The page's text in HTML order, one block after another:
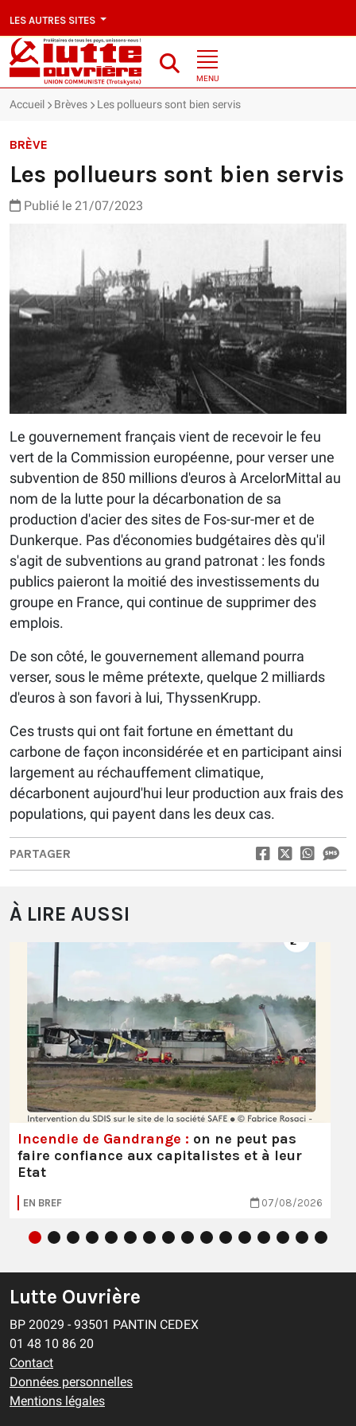
LES AUTRES SITES
MENU
Accueil Brèves Les pollueurs sont bien servis
BRÈVE
Les pollueurs sont bien servis
Publié le 21/07/2023
Le gouvernement français vient de recevoir le feu
vert de la Commission européenne, pour verser une
subvention de 850 millions d'euros à ArcelorMittal au
nom de la lutte pour la décarbonation de sa
production d'acier des sites de Fos-sur-mer et de
Dunkerque. Pas d'économies budgétaires dès qu'il
s'agit de subventions au grand patronat : les fonds
publics paieront la moitié des investissements du
groupe en France, qui continue de supprimer des
emplois.
De son côté, le gouvernement allemand pourra
verser, sous le même prétexte, quelque 2 milliards
d'euros à son favori à lui, ThyssenKrupp.
Ces trusts qui ont fait fortune en émettant du
carbone de façon inconsidérée et en participant ainsi
largement au réchauffement climatique,
décarbonent aujourd'hui leur production aux frais des
populations, qui payent dans les deux cas.
PARTAGER
À LIRE AUSSI
Incendie de Gandrange : on ne peut pas
faire confiance aux capitalistes et à leur
Etat
EN BREF 07/08/2026
Lutte Ouvrière
BP 20029 - 93501 PANTIN CEDEX
01 48 10 86 20
Contact
Données personnelles
Mentions légales